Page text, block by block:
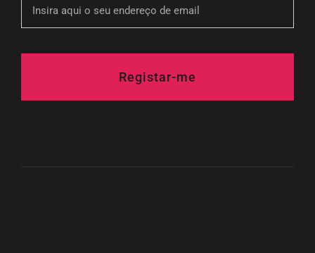
Registar-me